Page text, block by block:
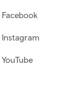
Instagram